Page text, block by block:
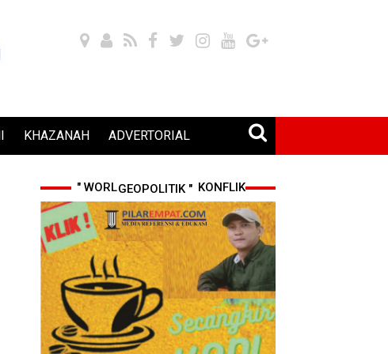
KHAZANAH ADVERTORIAL
" WORLD CUP 2026 & KONFLIK GEOPOLITIK "